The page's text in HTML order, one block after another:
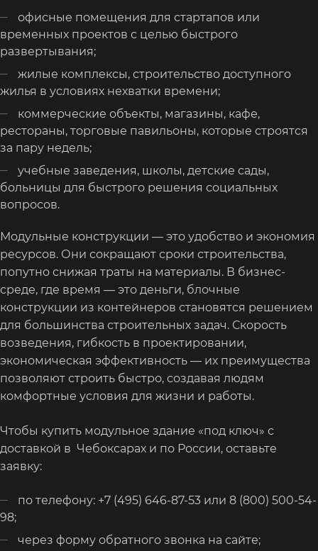
офисные помещения для стартапов или
временных проектов с целью быстрого
развертывания;
жилые комплексы, строительство доступного
жилья в условиях нехватки времени;
коммерческие объекты, магазины, кафе,
рестораны, торговые павильоны, которые строятся
за пару недель;
учебные заведения, школы, детские сады,
больницы для быстрого решения социальных
вопросов.
Модульные конструкции — это удобство и экономия
ресурсов. Они сокращают сроки строительства,
попутно снижая траты на материалы. В бизнес-
среде, где время — это деньги, блочные
конструкции из контейнеров становятся решением
для большинства строительных задач. Скорость
возведения, гибкость в проектировании,
экономическая эффективность — их преимущества
позволяют строить быстро, создавая людям
комфортные условия для жизни и работы.
Чтобы купить модульное здание «под ключ» с
доставкой в Чебоксарах и по России, оставьте
заявку:
по телефону: +7 (495) 646-87-53 или 8 (800) 500-54-
98;
через форму обратного звонка на сайте;